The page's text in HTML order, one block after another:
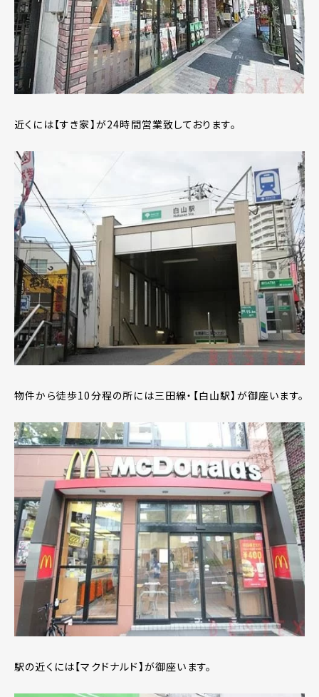
近くには【すき家】が24時間営業致しております。
物件から徒歩10分程の所には三田線・【白山駅】が御座います。
駅の近くには【マクドナルド】が御座います。